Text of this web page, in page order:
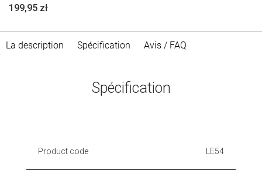
199,95 zł
La description Spécification Avis / FAQ
Spécification
Product code LE54